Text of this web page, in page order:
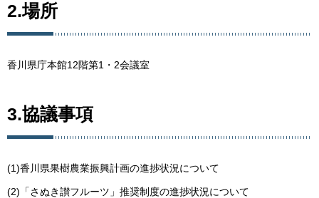
2.場所
香川県庁本館12階第1・2会議室
3.協議事項
(1)香川県果樹農業振興計画の進捗状況について
(2)「さぬき讃フルーツ」推奨制度の進捗状況について